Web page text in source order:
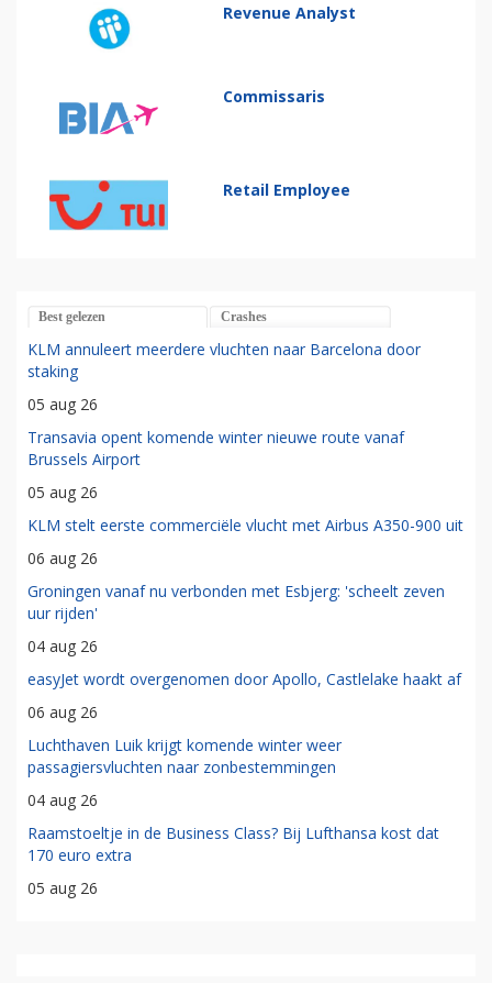
Revenue Analyst
Commissaris
Retail Employee
Best gelezen Crashes
KLM annuleert meerdere vluchten naar Barcelona door
staking
05 aug 26
Transavia opent komende winter nieuwe route vanaf
Brussels Airport
05 aug 26
KLM stelt eerste commerciële vlucht met Airbus A350-900 uit
06 aug 26
Groningen vanaf nu verbonden met Esbjerg: 'scheelt zeven
uur rijden'
04 aug 26
easyJet wordt overgenomen door Apollo, Castlelake haakt af
06 aug 26
Luchthaven Luik krijgt komende winter weer
passagiersvluchten naar zonbestemmingen
04 aug 26
Raamstoeltje in de Business Class? Bij Lufthansa kost dat
170 euro extra
05 aug 26